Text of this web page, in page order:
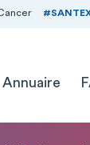
Annuaire